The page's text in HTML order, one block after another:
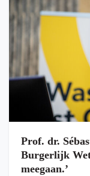
Prof. dr.
Burgerlijk
meegaan.’